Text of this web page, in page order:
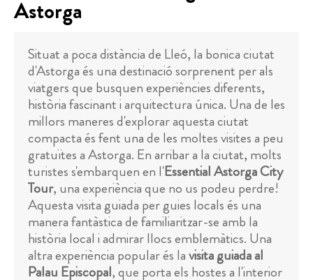
Astorga
Situat a poca distància de Lleó, la bonica ciutat
d'Astorga és una destinació sorprenent per als
viatgers que busquen experiències diferents,
història fascinant i arquitectura única. Una de les
millors maneres d'explorar aquesta ciutat
compacta és fent una de les moltes visites a peu
gratuïtes a Astorga. En arribar a la ciutat, molts
turistes s'embarquen en l'Essential Astorga City
Tour, una experiència que no us podeu perdre!
Aquesta visita guiada per guies locals és una
manera fantàstica de familiaritzar-se amb la
història local i admirar llocs emblemàtics. Una
altra experiència popular és lavisita guiada al
Palau Episcopal, que porta els hostes a l'interior